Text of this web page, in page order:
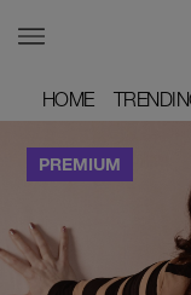
HOME
HOME